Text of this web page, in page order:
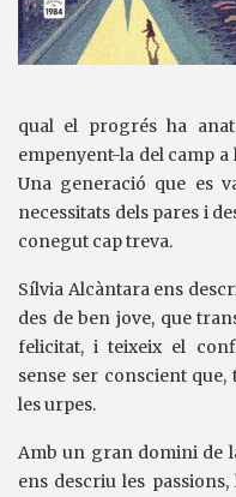
qual el progrés ha
empenyent-la del camp a
Una generació que es
necessitats dels pares i
conegut cap treva.
Sílvia Alcàntara ens
des de ben jove, que
felicitat, i teixeix el
sense ser conscient
les urpes.
Amb un gran domini de
ens descriu les